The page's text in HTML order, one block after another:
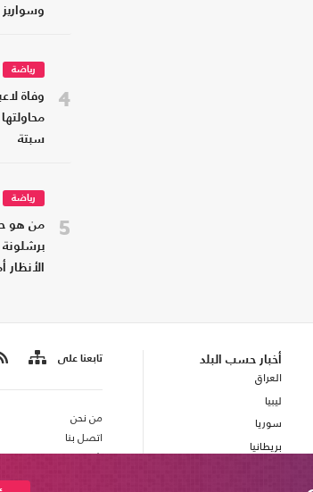
4
رياضة
وفاة
سبتة
5
رياضة
من هو
الأنظار
أخبار حسب البلد
العراق
ليبيا
سوريا
بريطانيا
تابعنا على
من نحن
اتصل بنا
شروط الاستخدام